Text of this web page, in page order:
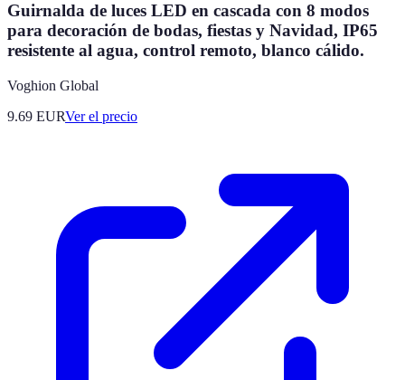
Guirnalda de luces LED en cascada con 8 modos
para decoración de bodas, fiestas y Navidad, IP65
resistente al agua, control remoto, blanco cálido.
Voghion Global
9.69 EURVer el precio